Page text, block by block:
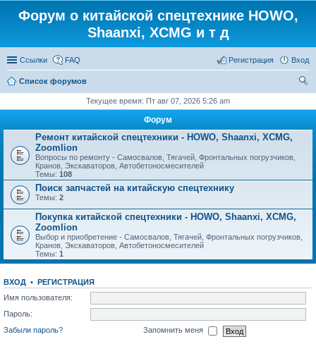
Форум о китайской спецтехнике HOWO,
Shaanxi, XCMG и т д
Ссылки FAQ Вход
Регистрация
Список форумов
Текущее время: Пт авг 07, 2026 5:26 am
Форум
Ремонт китайской спецтехники - HOWO, Shaanxi, XCMG,
Zoomlion
Вопросы по ремонту - Самосвалов, Тягачей, Фронтальных погрузчиков,
Кранов, Экскаваторов, Автобетоносмесителей
Темы: 108
Поиск запчастей на китайскую спецтехнику
Темы: 2
Покупка китайской спецтехники - HOWO, Shaanxi, XCMG,
Zoomlion
Выбор и приобретение - Самосвалов, Тягачей, Фронтальных погрузчиков,
Кранов, Экскаваторов, Автобетоносмесителей
Темы: 1
ВХОД • РЕГИСТРАЦИЯ
Имя пользователя:
Пароль:
Забыли пароль?
Запомнить меня